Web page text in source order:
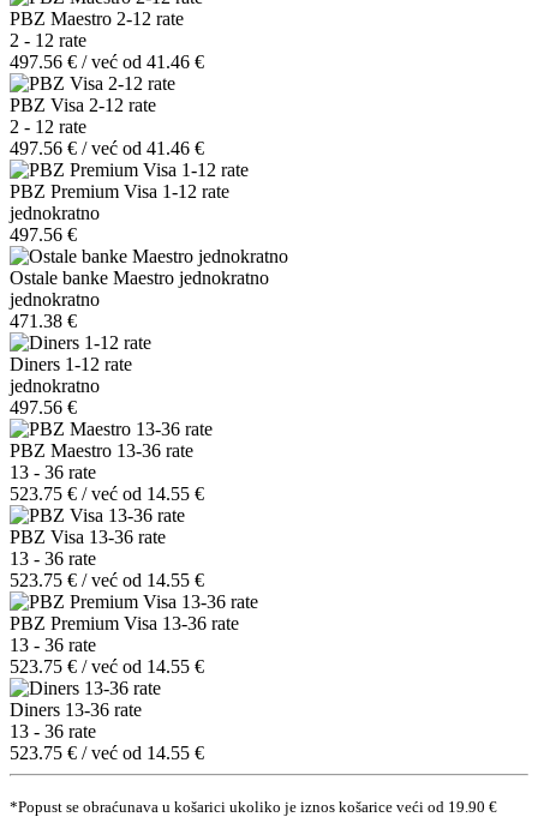
PBZ Maestro 2-12 rate
2 - 12 rate
497.56 € / već od 41.46 €
PBZ Visa 2-12 rate
2 - 12 rate
497.56 € / već od 41.46 €
PBZ Premium Visa 1-12 rate
jednokratno
497.56 €
Ostale banke Maestro jednokratno
jednokratno
471.38 €
Diners 1-12 rate
jednokratno
497.56 €
PBZ Maestro 13-36 rate
13 - 36 rate
523.75 € / već od 14.55 €
PBZ Visa 13-36 rate
13 - 36 rate
523.75 € / već od 14.55 €
PBZ Premium Visa 13-36 rate
13 - 36 rate
523.75 € / već od 14.55 €
Diners 13-36 rate
13 - 36 rate
523.75 € / već od 14.55 €
*Popust se obraćunava u košarici ukoliko je iznos košarice veći od 19.90 €